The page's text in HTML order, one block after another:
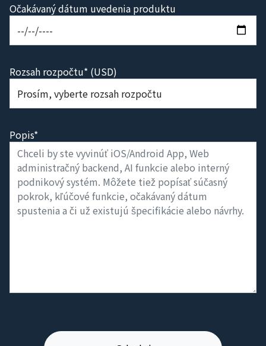
Očakávaný dátum uvedenia produktu
Rozsah rozpočtu* (USD)
Popis*